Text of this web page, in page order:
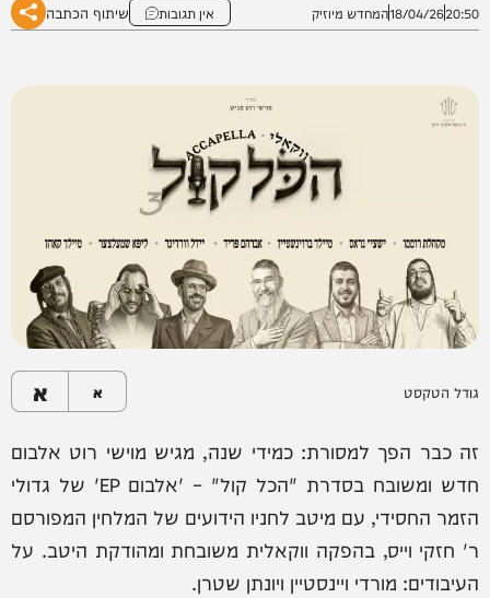
20:50
18/04/26המחדש מיוזיק אין תגובות שיתוף הכתבה
גודל הטקסט א א
זה כבר הפך למסורת: כמידי שנה, מגיש מוישי רוט אלבום
חדש ומשובח בסדרת "הכל קול" – 'אלבום EP' של גדולי
הזמר החסידי, עם מיטב לחניו הידועים של המלחין המפורסם
ר' חזקי וייס, בהפקה ווקאלית משובחת ומהודקת היטב. על
העיבודים: מורדי ויינסטיין ויונתן שטרן.